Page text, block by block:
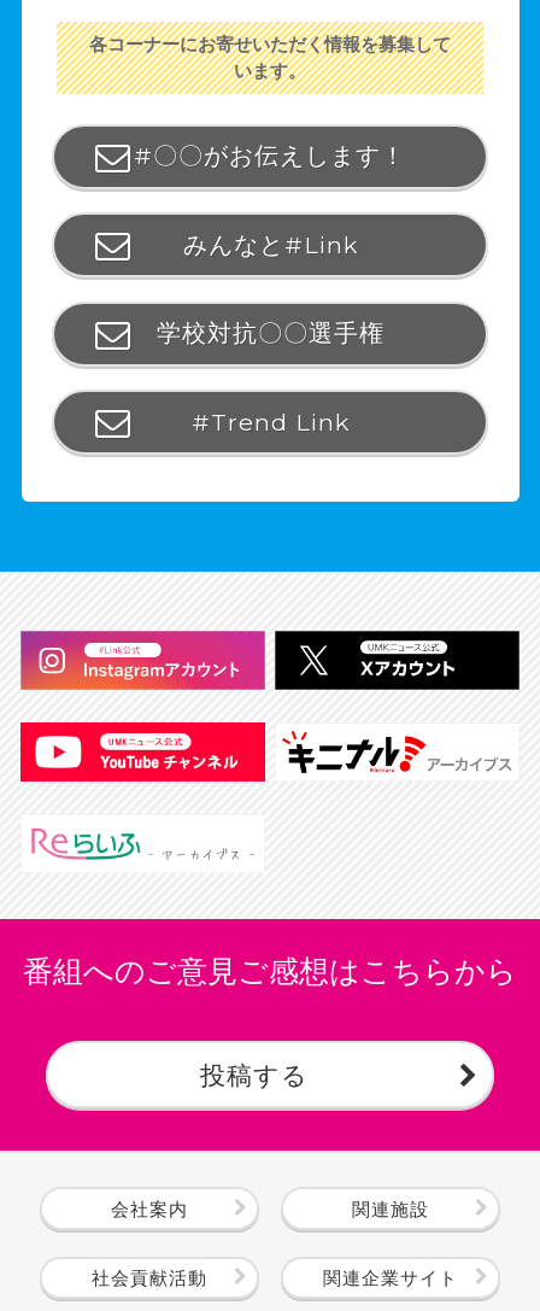
各コーナーにお寄せいただく情報を募集して
います。
#〇〇がお伝えします！
みんなと#Link
学校対抗〇〇選手権
#Trend Link
番組へのご意見ご感想はこちらから
投稿する
会社案内 関連施設
社会貢献活動 関連企業サイト